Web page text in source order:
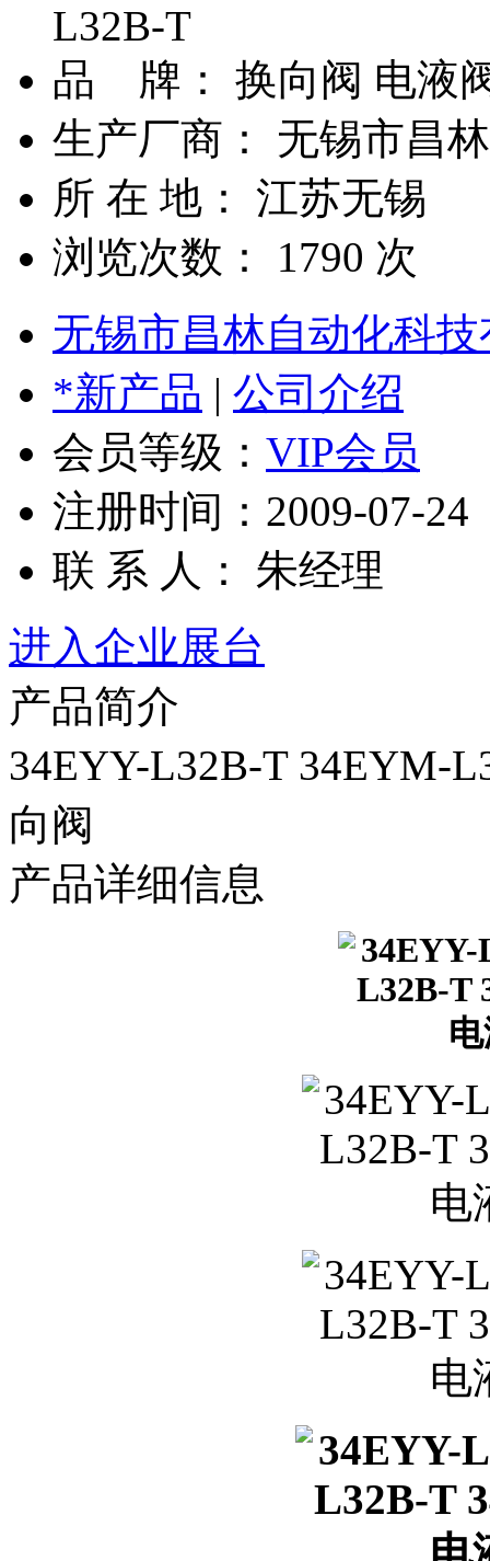
L32B-T
品 牌： 换向阀 电液
生产厂商： 无锡市昌
所 在 地： 江苏无锡
浏览次数： 1790 次
无锡市昌林自动化科
*新产品 | 公司介绍
会员等级： VIP会员
注册时间：2009-07-24
联 系 人： 朱经理
进入企业展台
产品简介
34EYY-L32B-T 34EYM-
向阀
产品详细信息